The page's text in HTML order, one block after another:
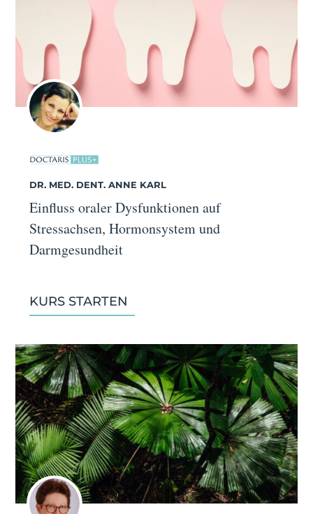
DR. MED. DENT. ANNE KARL
Einfluss oraler Dysfunktionen auf
Stressachsen, Hormonsystem und
Darmgesundheit
KURS STARTEN